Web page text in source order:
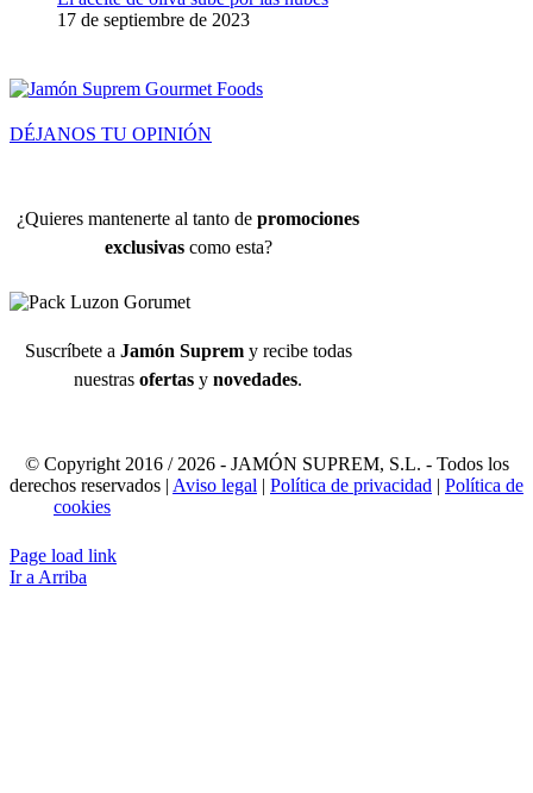
17 de septiembre de 2023
DÉJANOS TU OPINIÓN
¿Quieres mantenerte al tanto de promociones
exclusivascomo esta?
Suscríbete a Jamón Supremy recibe todas
nuestras ofertas y novedades.
© Copyright 2016 / 2026 - JAMÓN SUPREM, S.L. - Todos los
derechos reservados | Aviso legal | Política de privacidad | Política de
cookies
Page load link
Ir a Arriba